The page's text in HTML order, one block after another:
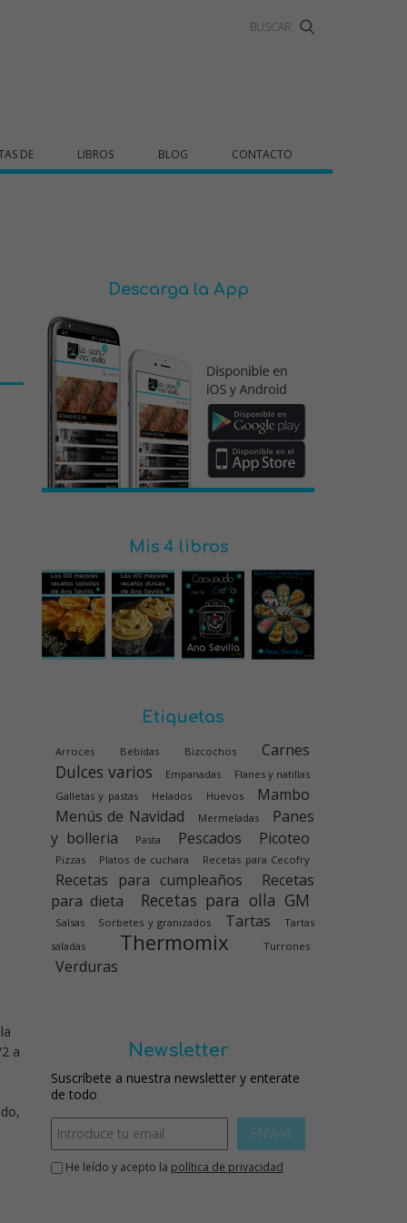
DE LIBROS BLOG CONTACTO
a
Descarga la App
Mis 4 libros
Etiquetas
Arroces Bebidas Bizcochos Carnes
Dulces varios Empanadas
Flanes y natillas
Galletas y pastas
Helados Huevos
Mambo
Menús de Navidad
Mermeladas
Panes
y bolleria
Pasta Pescados Picoteo
Pizzas Platos de cuchara Recetas para Cecofry
Recetas para cumpleaños
Recetas
para dieta
Recetas para olla GM
Salsas Sorbetes y granizados Tartas
Tartas
saladas
Thermomix Turrones
Verduras
Newsletter
Suscríbete a nuestra newsletter y enterate
de todo
ENVIAR
He leído y acepto la política de privacidad